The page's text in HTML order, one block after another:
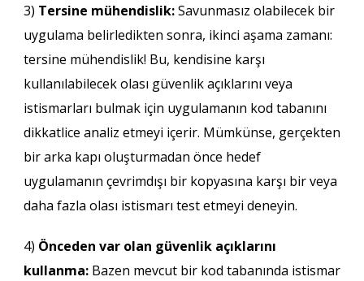
3) Tersine mühendislik:Savunmasız olabilecek bir
uygulama belirledikten sonra, ikinci aşama zamanı:
tersine mühendislik! Bu, kendisine karşı
kullanılabilecek olası güvenlik açıklarını veya
istismarları bulmak için uygulamanın kod tabanını
dikkatlice analiz etmeyi içerir. Mümkünse, gerçekten
bir arka kapı oluşturmadan önce hedef
uygulamanın çevrimdışı bir kopyasına karşı bir veya
daha fazla olası istismarı test etmeyi deneyin.
4) Önceden var olan güvenlik açıklarını
kullanma:Bazen mevcut bir kod tabanında istismar